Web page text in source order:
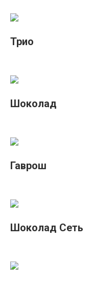
Трио
Шоколад
Гаврош
Шоколад Сеть